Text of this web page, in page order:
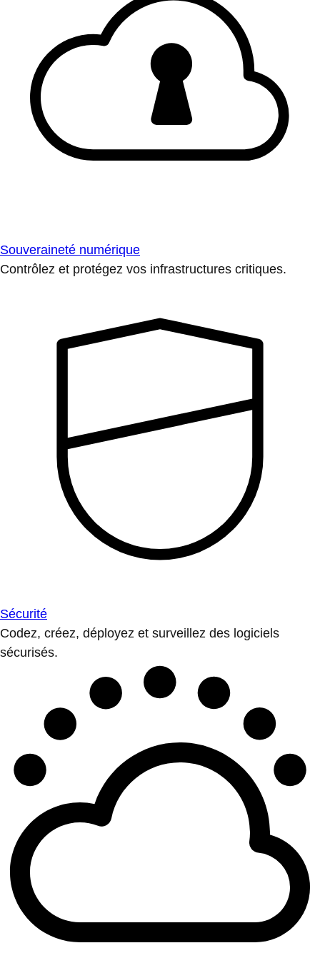
Souveraineté numérique
Contrôlez et protégez vos infrastructures critiques.
Sécurité
Codez, créez, déployez et surveillez des logiciels
sécurisés.